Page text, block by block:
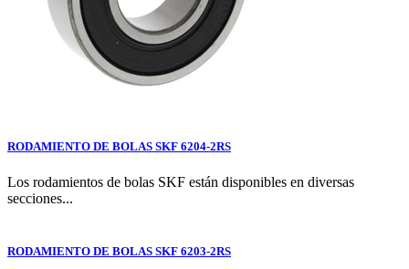
RODAMIENTO DE BOLAS SKF 6204-2RS
Los rodamientos de bolas SKF están disponibles en diversas
secciones...
RODAMIENTO DE BOLAS SKF 6203-2RS